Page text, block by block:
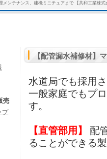
メンテナンス、建機ミニチュアまで 【共和工業株式
売
プ
【配管漏水補修材】
水道局でも採用
一般家庭でもプ
す。
【直管部用】
配
ることができる